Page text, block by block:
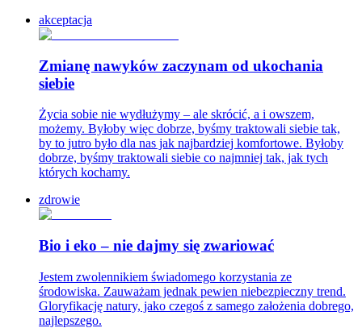
akceptacja
Zmianę nawyków zaczynam od ukochania
siebie
Życia sobie nie wydłużymy – ale skrócić, a i owszem,
możemy. Byłoby więc dobrze, byśmy traktowali siebie tak,
by to jutro było dla nas jak najbardziej komfortowe. Byłoby
dobrze, byśmy traktowali siebie co najmniej tak, jak tych
których kochamy.
zdrowie
Bio i eko – nie dajmy się zwariować
Jestem zwolennikiem świadomego korzystania ze
środowiska. Zauważam jednak pewien niebezpieczny trend.
Gloryfikację natury, jako czegoś z samego założenia dobrego,
najlepszego.